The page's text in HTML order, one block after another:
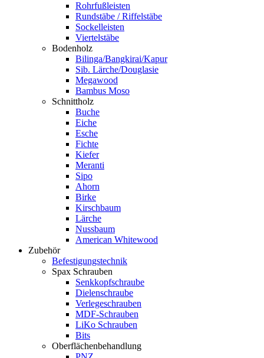
Rohrfußleisten
Rundstäbe / Riffelstäbe
Sockelleisten
Viertelstäbe
Bodenholz
Bilinga/Bangkirai/Kapur
Sib. Lärche/Douglasie
Megawood
Bambus Moso
Schnittholz
Buche
Eiche
Esche
Fichte
Kiefer
Meranti
Sipo
Ahorn
Birke
Kirschbaum
Lärche
Nussbaum
American Whitewood
Zubehör
Befestigungstechnik
Spax Schrauben
Senkkopfschraube
Dielenschraube
Verlegeschrauben
MDF-Schrauben
LiKo Schrauben
Bits
Oberflächenbehandlung